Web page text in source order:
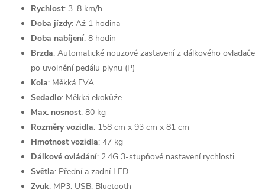
Rychlost: 3–8 km/h
Doba jízdy: Až 1 hodina
Doba nabíjení: 8 hodin
Brzda: Automatické nouzové zastavení z dálkového ovladače
po uvolnění pedálu plynu (P)
Kola: Měkká EVA
Sedadlo: Měkká ekokůže
Max. nosnost: 80 kg
Rozměry vozidla: 158 cm x 93 cm x 81 cm
Hmotnost vozidla: 47 kg
Dálkové ovládání: 2.4G 3-stupňové nastavení rychlosti
Světla: Přední a zadní LED
Zvuk: MP3, USB, Bluetooth